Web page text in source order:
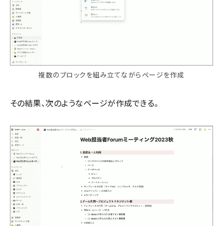
複数のブロックを組み立てながらページを作成
その結果、次のようなページが作成できる。